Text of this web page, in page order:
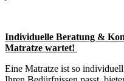
Individuelle Beratung &
Matratze wartet!
Eine Matratze ist so